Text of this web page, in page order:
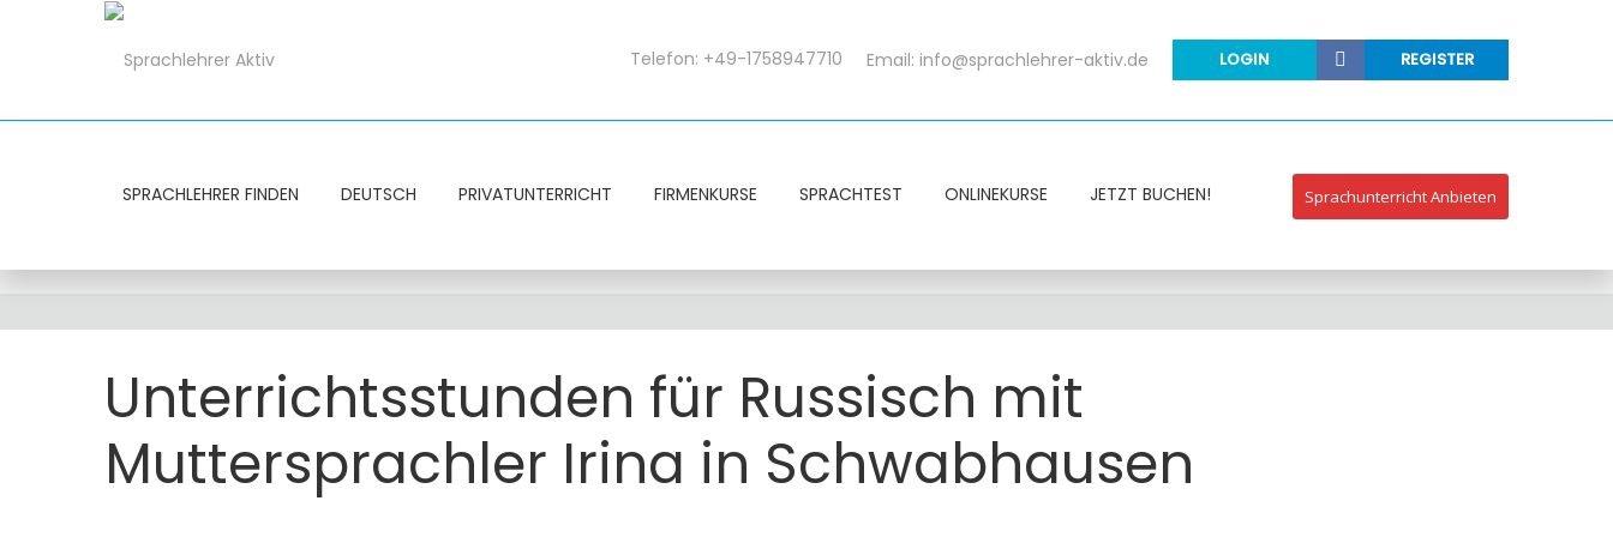
LOGIN REGISTER
Telefon: +49-1758947710 Email: info@sprachlehrer-aktiv.de
SPRACHLEHRER FINDEN DEUTSCH PRIVATUNTERRICHT FIRMENKURSE SPRACHTEST ONLINEKURSE JETZT BUCHEN! Sprachunterricht Anbieten
Unterrichtsstunden für Russisch mit
Muttersprachler Irina in Schwabhausen